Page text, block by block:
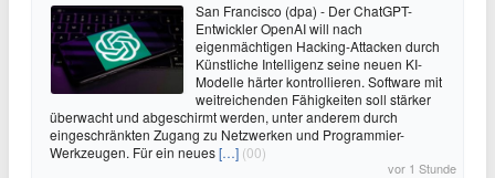
San Francisco (dpa) - Der ChatGPT-
Entwickler OpenAI will nach
eigenmächtigen Hacking-Attacken durch
Künstliche Intelligenz seine neuen KI-
Modelle härter kontrollieren. Software mit
weitreichenden Fähigkeiten soll stärker
überwacht und abgeschirmt werden, unter anderem durch
eingeschränkten Zugang zu Netzwerken und Programmier-
Werkzeugen. Für ein neues[…] (00)
vor 1 Stunde